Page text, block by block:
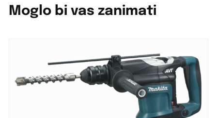
Moglo bi vas zanimati